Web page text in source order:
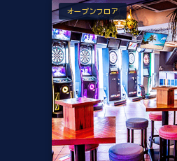
オープンフロア